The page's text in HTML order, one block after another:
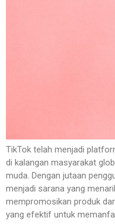
TikTok telah menjadi
di kalangan masyarakat
muda. Dengan jutaan
menjadi sarana yang
mempromosikan produk
yang efektif untuk